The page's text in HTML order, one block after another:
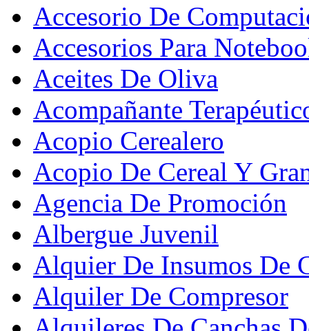
Accesorio De
Accesorios Para
Aceites De Oliva
Acompañante
Acopio Cerealero
Acopio De Cereal Y
Agencia De Promoción
Albergue Juvenil
Alquier De Insumos De
Alquiler De Compresor